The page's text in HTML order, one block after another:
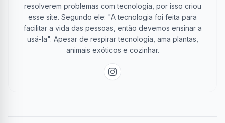
resolverem problemas com tecnologia, por isso criou
esse site. Segundo ele: "A tecnologia foi feita para
facilitar a vida das pessoas, então devemos ensinar a
usá-la". Apesar de respirar tecnologia, ama plantas,
animais exóticos e cozinhar.